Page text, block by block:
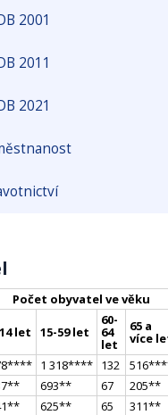
2001
2011
2021
Počet obyvatel ve věku
let 15-59 let
60-
64
let
65 a
více
**** 1 318**** 132 516**
** 693** 67 205**
** 625** 65 311**